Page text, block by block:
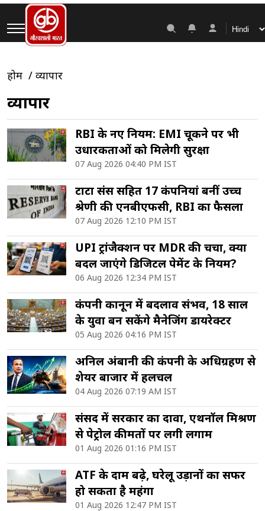
होम व्यापार
व्यापार
RBI के नए नियम: EMI चूकने पर भी
उधारकर्ताओं को मिलेगी सुरक्षा
07 Aug 2026 04:40 PM IST
टाटा संस सहित 17 कंपनियां बनीं उच्च
श्रेणी की एनबीएफसी, RBI का फैसला
07 Aug 2026 12:10 PM IST
UPI ट्रांजैक्शन पर MDR की चर्चा, क्या
बदल जाएंगे डिजिटल पेमेंट के नियम?
06 Aug 2026 12:34 PM IST
कंपनी कानून में बदलाव संभव, 18 साल
के युवा बन सकेंगे मैनेजिंग डायरेक्टर
05 Aug 2026 04:16 PM IST
अनिल अंबानी की कंपनी के अधिग्रहण से
शेयर बाजार में हलचल
04 Aug 2026 07:19 AM IST
संसद में सरकार का दावा, एथनॉल मिश्रण
से पेट्रोल कीमतों पर लगी लगाम
01 Aug 2026 01:16 PM IST
ATF के दाम बढ़े, घरेलू उड़ानों का सफर
हो सकता है महंगा
01 Aug 2026 12:47 PM IST